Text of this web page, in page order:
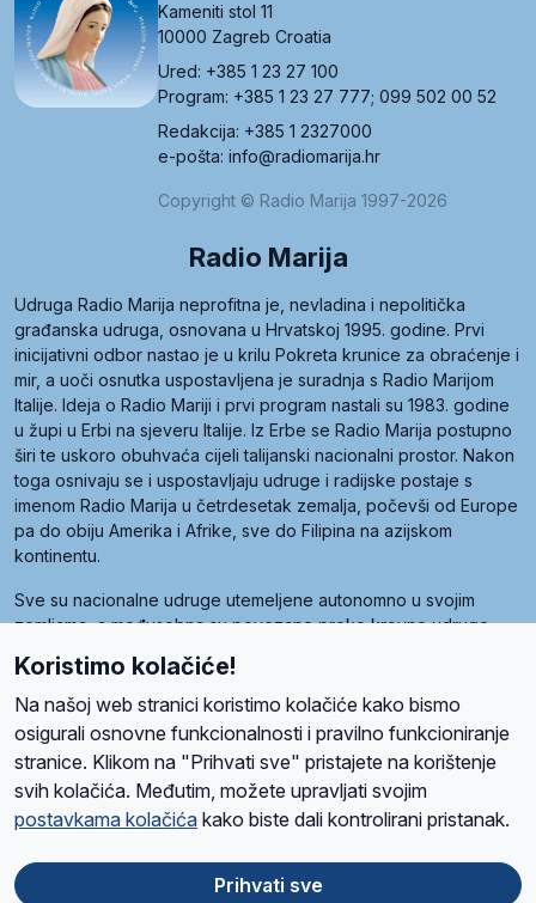
Kameniti stol 11
10000 Zagreb Croatia
Ured: +385 1 23 27 100
Program: +385 1 23 27 777; 099 502 00 52
Redakcija: +385 1 2327000
e-pošta: info@radiomarija.hr
Copyright © Radio Marija 1997-2026
Radio Marija
Udruga Radio Marija neprofitna je, nevladina i nepolitička
građanska udruga, osnovana u Hrvatskoj 1995. godine. Prvi
inicijativni odbor nastao je u krilu Pokreta krunice za obraćenje i
mir, a uoči osnutka uspostavljena je suradnja s Radio Marijom
Italije. Ideja o Radio Mariji i prvi program nastali su 1983. godine
u župi u Erbi na sjeveru Italije. Iz Erbe se Radio Marija postupno
širi te uskoro obuhvaća cijeli talijanski nacionalni prostor. Nakon
toga osnivaju se i uspostavljaju udruge i radijske postaje s
imenom Radio Marija u četrdesetak zemalja, počevši od Europe
pa do obiju Amerika i Afrike, sve do Filipina na azijskom
kontinentu.
Sve su nacionalne udruge utemeljene autonomno u svojim
zemljama, a međusobna su povezane preko krovne udruge
Radio Maria). Svjetsku obitelj utemeljilo je sedam članica, među
kojima je i hrvatska Udruga Radio Marija.
O namaRadio ProgramVolonteriPrijateljiKontaktPravila privatnosti
Ova stranica je zaštićena Google reCAPTCHA sustavom
Koristimo kolačiće!
Na našoj web stranici koristimo kolačiće kako bismo
osigurali osnovne funkcionalnosti i pravilno funkcioniranje
stranice. Klikom na "Prihvati sve" pristajete na korištenje
svih kolačića. Međutim, možete upravljati svojim
postavkama kolačića kako biste dali kontrolirani pristanak.
Prihvati sve